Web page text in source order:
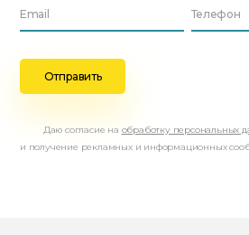
Даю согласие на обработку персональных
и получение рекламных и информационных